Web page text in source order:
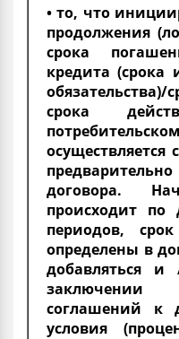
• то, что
продолжения
срока
кредита (срока
срока
договора.
происходит по
периодов,
определены в
добавляться
заключении
соглашений к
условия